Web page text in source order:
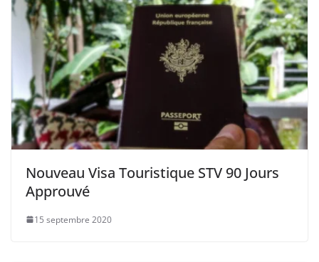
Nouveau Visa Touristique STV 90 Jours
Approuvé
15 septembre 2020